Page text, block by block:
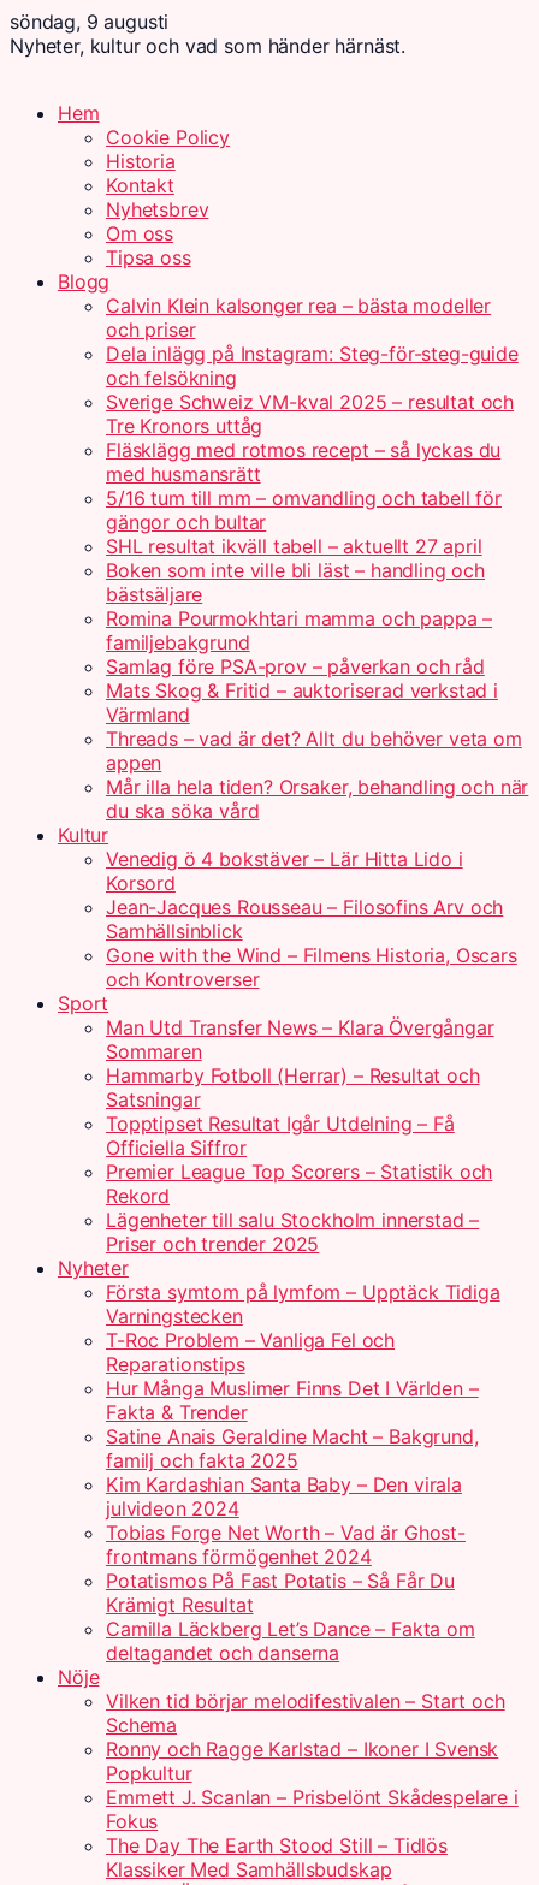
söndag, 9 augusti
Nyheter, kultur och vad som händer härnäst.
Hem
Cookie Policy
Historia
Kontakt
Nyhetsbrev
Om oss
Tipsa oss
Blogg
Calvin Klein kalsonger rea – bästa modeller
och priser
Dela inlägg på Instagram: Steg-för-steg-guide
och felsökning
Sverige Schweiz VM-kval 2025 – resultat och
Tre Kronors uttåg
Fläsklägg med rotmos recept – så lyckas du
med husmansrätt
5/16 tum till mm – omvandling och tabell för
gängor och bultar
SHL resultat ikväll tabell – aktuellt 27 april
Boken som inte ville bli läst – handling och
bästsäljare
Romina Pourmokhtari mamma och pappa –
familjebakgrund
Samlag före PSA-prov – påverkan och råd
Mats Skog & Fritid – auktoriserad verkstad i
Värmland
Threads – vad är det? Allt du behöver veta om
appen
Mår illa hela tiden? Orsaker, behandling och när
du ska söka vård
Kultur
Venedig ö 4 bokstäver – Lär Hitta Lido i
Korsord
Jean-Jacques Rousseau – Filosofins Arv och
Samhällsinblick
Gone with the Wind – Filmens Historia, Oscars
och Kontroverser
Sport
Man Utd Transfer News – Klara Övergångar
Sommaren
Hammarby Fotboll (Herrar) – Resultat och
Satsningar
Topptipset Resultat Igår Utdelning – Få
Officiella Siffror
Premier League Top Scorers – Statistik och
Rekord
Lägenheter till salu Stockholm innerstad –
Priser och trender 2025
Nyheter
Första symtom på lymfom – Upptäck Tidiga
Varningstecken
T-Roc Problem – Vanliga Fel och
Reparationstips
Hur Många Muslimer Finns Det I Världen –
Fakta & Trender
Satine Anais Geraldine Macht – Bakgrund,
familj och fakta 2025
Kim Kardashian Santa Baby – Den virala
julvideon 2024
Tobias Forge Net Worth – Vad är Ghost-
frontmans förmögenhet 2024
Potatismos På Fast Potatis – Så Får Du
Krämigt Resultat
Camilla Läckberg Let’s Dance – Fakta om
deltagandet och danserna
Nöje
Vilken tid börjar melodifestivalen – Start och
Schema
Ronny och Ragge Karlstad – Ikoner I Svensk
Popkultur
Emmett J. Scanlan – Prisbelönt Skådespelare i
Fokus
The Day The Earth Stood Still – Tidlös
Klassiker Med Samhällsbudskap